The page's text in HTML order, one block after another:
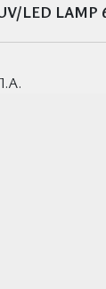
LED LAMP